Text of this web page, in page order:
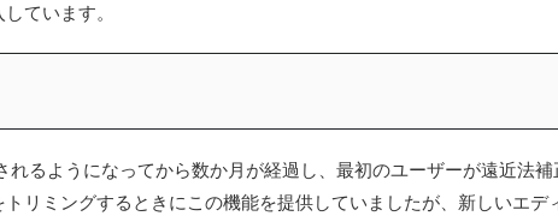
ています。
るようになってから数か月が経過し、最初のユーザーが遠近法
リミングするときにこの機能を提供していましたが、新しいエデ